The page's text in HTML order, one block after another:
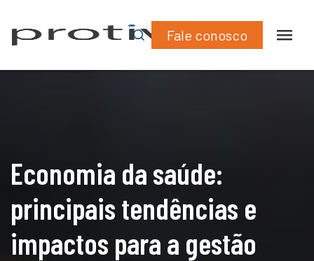
Fale conosco
Economia da saúde:
principais tendências e
impactos para a gestão